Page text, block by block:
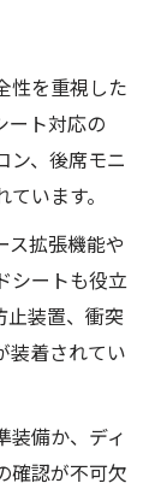
性を重視した
ート対応の
ン、後席モニ
います。
ス拡張機能や
シートも役立
止装置、衝突
装着されてい
装備か、ディ
確認が不可欠